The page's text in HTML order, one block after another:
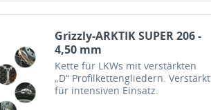
Grizzly-ARKTIK SUPER 206 -
4,50 mm
Kette für LKWs mit verstärkten
„D“ Profilkettengliedern. Verstärkt
für intensiven Einsatz.